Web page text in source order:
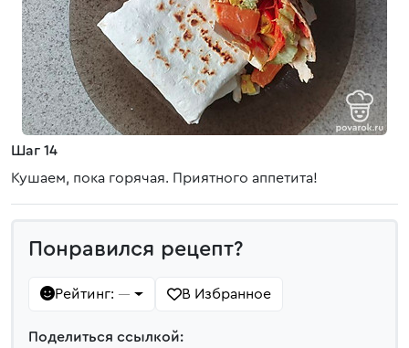
Шаг 14
Кушаем, пока горячая. Приятного аппетита!
Понравился рецепт?
Рейтинг: — В Избранное
Поделиться ссылкой: